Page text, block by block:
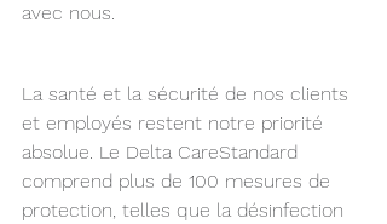
avec nous.
La santé et la sécurité de nos clients
et employés restent notre priorité
absolue. Le Delta CareStandard
comprend plus de 100 mesures de
protection, telles que la désinfection